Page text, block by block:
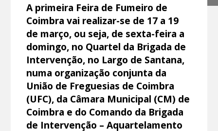
A primeira Feira de Fumeiro de
Coimbra vai realizar-se de 17 a 19
de março, ou seja, de sexta-feira a
domingo, no Quartel da Brigada de
Intervenção, no Largo de Santana,
numa organização conjunta da
União de Freguesias de Coimbra
(UFC), da Câmara Municipal (CM) de
Coimbra e do Comando da Brigada
de Intervenção – Aquartelamento